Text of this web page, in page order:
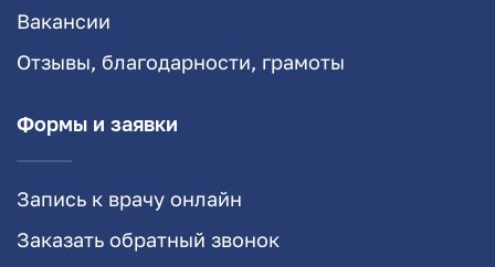
Вакансии
Отзывы, благодарности, грамоты
Формы и заявки
Запись к врачу онлайн
Заказать обратный звонок